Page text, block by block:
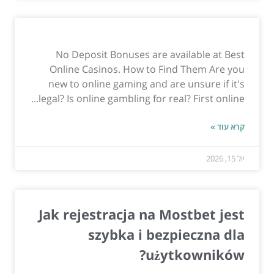
No Deposit Bonuses are available at Best
Online Casinos. How to Find Them Are you
new to online gaming and are unsure if it's
legal? Is online gambling for real? First online...
קרא עוד »
יול 15, 2026
Jak rejestracja na Mostbet jest
szybka i bezpieczna dla
użytkowników?